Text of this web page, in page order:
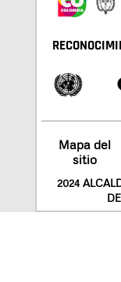
Mapa del
sitio
2024